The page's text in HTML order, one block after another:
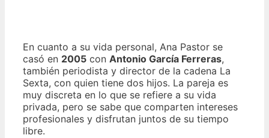
En cuanto a su vida personal, Ana Pastor se
casó en 2005 con Antonio García Ferreras,
también periodista y director de la cadena La
Sexta, con quien tiene dos hijos. La pareja es
muy discreta en lo que se refiere a su vida
privada, pero se sabe que comparten intereses
profesionales y disfrutan juntos de su tiempo
libre.